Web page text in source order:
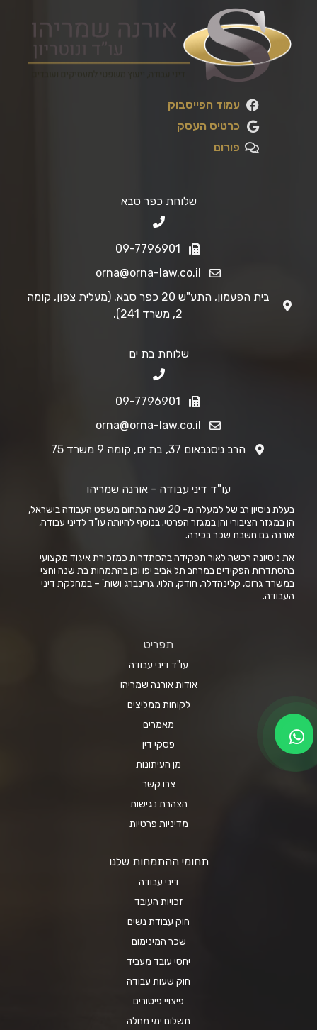
עמוד הפייסבוק
כרטיס העסק
פורום
שלוחת כפר סבא
09-7796901
orna@orna-law.co.il
בית הפעמון, התע"ש 20 כפר סבא. (מעלית צפון, קומה
2, משרד 241).
שלוחת בת ים
09-7796901
orna@orna-law.co.il
הרב ניסנבאום 37, בת ים, קומה 9 משרד 75
עו"ד דיני עבודה - אורנה שמריהו
בעלת ניסיון רב של למעלה מ- 20 שנה בתחום משפט העבודה בישראל,
הן במגזר הציבורי והן במגזר הפרטי. בנוסף להיותה עו"ד לדיני עבודה,
אורנה גם חשבת שכר בכירה.
את ניסיונה רכשה לאור תפקידה בהסתדרות כמזכירת איגוד מקצועי
בהסתדרות הפקידים במרחב תל אביב יפו וכן בהתמחות בת שנה וחצי
במשרד גרוס, קלינהדלר, חודק, הלוי, גרינברג ושות' – במחלקת דיני
העבודה.
תפריט
עו"ד דיני עבודה
אודות אורנה שמריהו
לקוחות ממליצים
מאמרים
פסקי דין
מן העיתונות
צרו קשר
הצהרת נגישות
מדיניות פרטיות
תחומי ההתמחות שלנו
דיני עבודה
זכויות העובד
חוק עבודת נשים
שכר המינימום
יחסי עובד מעביד
חוק שעות עבודה
פיצויי פיטורים
תשלום ימי מחלה